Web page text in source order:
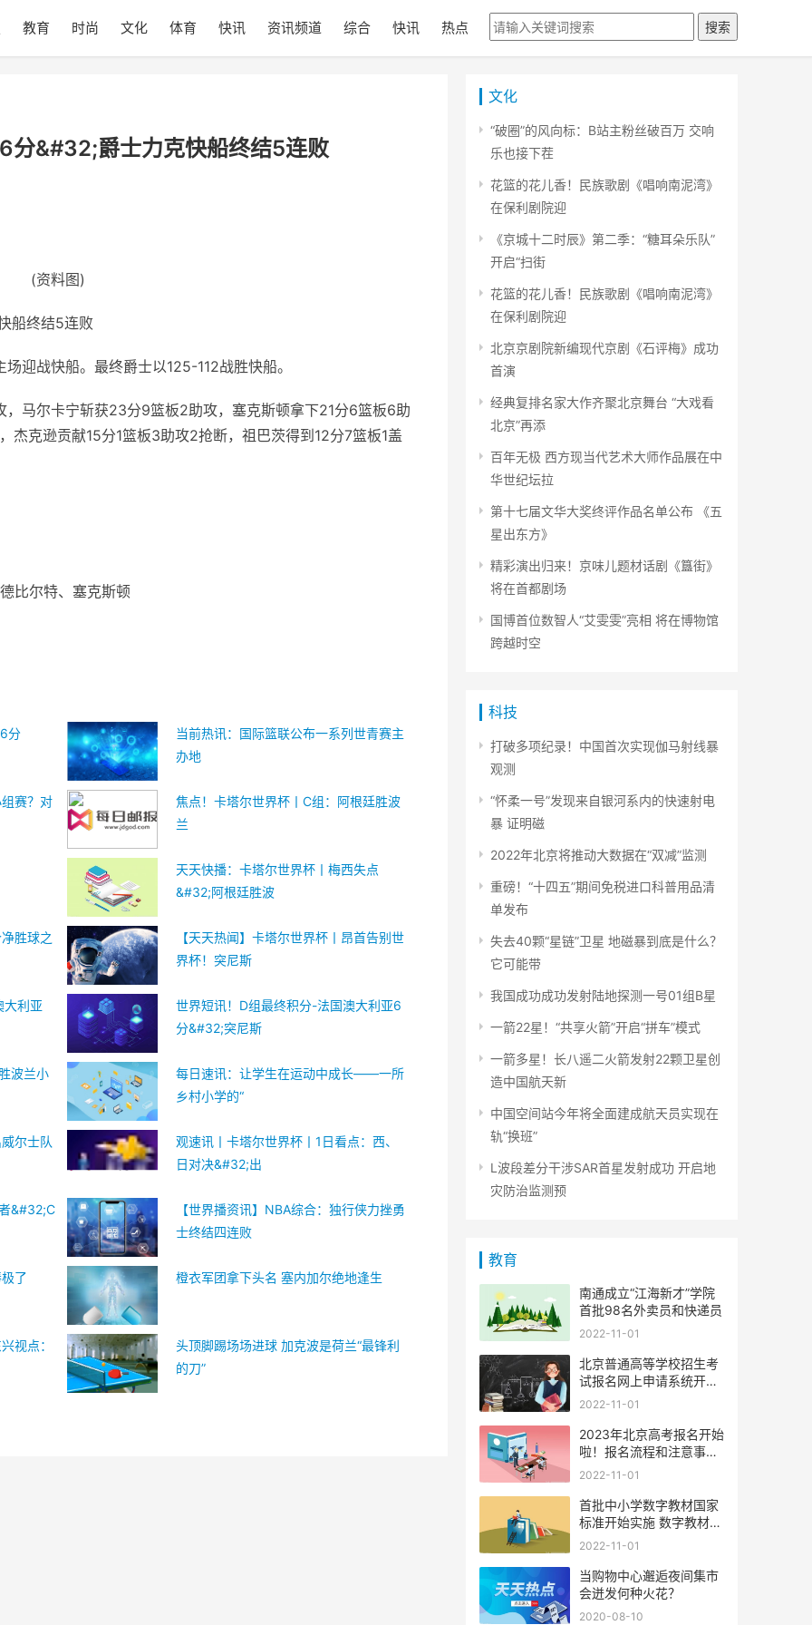
教育 时尚 文化 体育 快讯 资讯频道 综合 快讯 热点 搜索
分&#32;爵士力克快船终结5连败
(资料图)
船终结5连败
迎战快船。最终爵士以125-112战胜快船。
马尔卡宁斩获23分9篮板2助攻，塞克斯顿拿下21分6篮板6助
杰克逊贡献15分1篮板3助攻2抢断，祖巴茨得到12分7篮板1盖
比尔特、塞克斯顿
分
当前热讯：国际篮联公布一系列世青赛主
办地
赛？对
焦点！卡塔尔世界杯丨C组：阿根廷胜波
兰
天天快播：卡塔尔世界杯丨梅西失点
&#32;阿根廷胜波
胜球之
【天天热闻】卡塔尔世界杯丨昂首告别世
界杯！突尼斯
大利亚
世界短讯！D组最终积分-法国澳大利亚6
分&#32;突尼斯
波兰小
每日速讯：让学生在运动中成长——一所
乡村小学的“
尔士队
观速讯丨卡塔尔世界杯丨1日看点：西、
日对决&#32;出
&#32;C
【世界播资讯】NBA综合：独行侠力挫勇
士终结四连败
了 橙衣军团拿下头名 塞内加尔绝地逢生
视点：
头顶脚踢场场进球 加克波是荷兰“最锋利
的刀”
文化
“破圈”的风向标：B站主粉丝破百万 交响
乐也接下茬
花篮的花儿香！民族歌剧《唱响南泥湾》
在保利剧院迎
《京城十二时辰》第二季：“糖耳朵乐队”
开启“扫街
花篮的花儿香！民族歌剧《唱响南泥湾》
在保利剧院迎
北京京剧院新编现代京剧《石评梅》成功
首演
经典复排名家大作齐聚北京舞台 “大戏看
北京”再添
百年无极 西方现当代艺术大师作品展在中
华世纪坛拉
第十七届文华大奖终评作品名单公布 《五
星出东方》
精彩演出归来！京味儿题材话剧《簋街》
将在首都剧场
国博首位数智人“艾雯雯”亮相 将在博物馆
跨越时空
科技
打破多项纪录！中国首次实现伽马射线暴
观测
“怀柔一号”发现来自银河系内的快速射电
暴 证明磁
2022年北京将推动大数据在“双减”监测
重磅！“十四五”期间免税进口科普用品清
单发布
失去40颗“星链”卫星 地磁暴到底是什么？
它可能带
我国成功成功发射陆地探测一号01组B星
一箭22星！“共享火箭”开启“拼车”模式
一箭多星！长八遥二火箭发射22颗卫星创
造中国航天新
中国空间站今年将全面建成航天员实现在
轨“换班”
L波段差分干涉SAR首星发射成功 开启地
灾防治监测预
教育
南通成立“江海新才”学院
首批98名外卖员和快递员
2022-11-01
北京普通高等学校招生考
试报名网上申请系统开通
啦
2022-11-01
2023年北京高考报名开始
啦！报名流程和注意事项
有哪
2022-11-01
首批中小学数字教材国家
标准开始实施 数字教材质
量
2022-11-01
当购物中心邂逅夜间集市
会迸发何种火花？
2020-08-10